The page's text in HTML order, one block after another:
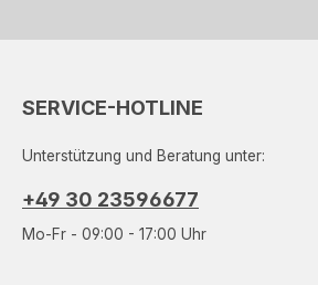
SERVICE-HOTLINE
Unterstützung und Beratung unter:
+49 30 23596677
Mo-Fr - 09:00 - 17:00 Uhr